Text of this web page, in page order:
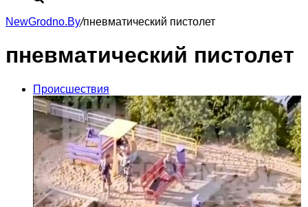
NewGrodno.By/пневматический пистолет
пневматический пистолет
Происшествия